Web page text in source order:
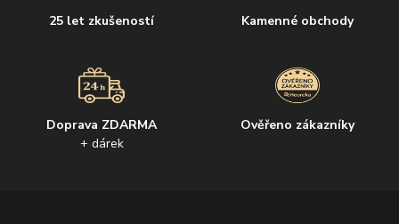
25 let zkušeností Kamenné obchody
Doprava ZDARMA
+ dárek
Ověřeno zákazníky